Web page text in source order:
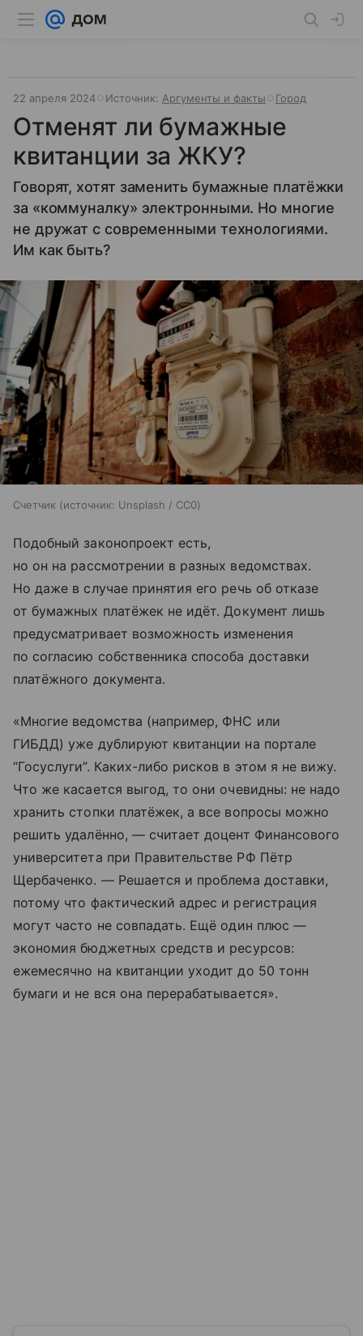
22 апреля 2024 Источник: Аргументы и факты Город
Отменят ли бумажные
квитанции за ЖКУ?
Говорят, хотят заменить бумажные платёжки
за «коммуналку» электронными. Но многие
не дружат с со­временными технологиями.
Им как быть?
Счетчик источник: Unsplash / CC0
Подобный законопроект есть,
но он на рассмотрении в разных ведомствах.
Но даже в случае принятия его речь об отказе
от бумажных платёжек не идёт. Документ лишь
предусматривает возможность изменения
по согласию соб­ственника способа доставки
платёжного документа.
«Многие ведомства (например, ФНС или
ГИБДД) уже дублируют квитанции на портале
“Госуслуги”. Каких-либо рисков в этом я не вижу.
Что же касается выгод, то они очевидны: не надо
хранить стопки платёжек, а все вопросы можно
решить удалённо, — считает доцент Финансового
университета при Правительстве РФ Пётр
Щербаченко. — Решается и проблема доставки,
потому что фактический адрес и регистрация
могут часто не совпадать. Ещё один плюс —
экономия бюджетных средств и ресурсов:
ежемесячно на квитанции уходит до 50 тонн
бумаги и не вся она перерабатывается».